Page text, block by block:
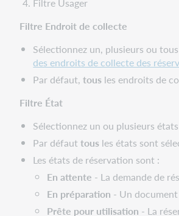
Filtre Usager
Filtre Endroit de collecte
Sélectionnez un, plusieurs ou
des endroits de collecte des
Par défaut,tous les endroits de
Filtre État
Sélectionnez un ou plusieurs
Par défauttous les états sont
Les états de réservation sont :
En attente - La demande de
En préparation - Un
Prête pour utilisation - La